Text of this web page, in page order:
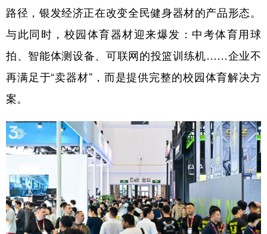
路径，银发经济正在改变全民健身器材的产品形态。
与此同时，校园体育器材迎来爆发：中考体育用球
拍、智能体测设备、可联网的投篮训练机……企业不
再满足于“卖器材”，而是提供完整的校园体育解决方
案。